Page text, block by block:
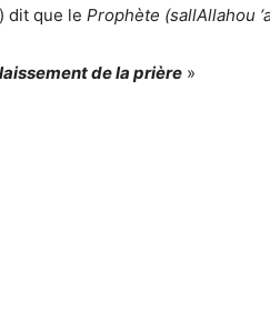
dit que le Prophète (sallAllahou
de la prière »